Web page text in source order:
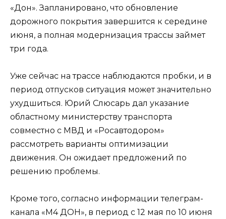
«Дон». Запланировано, что обновление
дорожного покрытия завершится к середине
июня, а полная модернизация трассы займет
три года.
Уже сейчас на трассе наблюдаются пробки, и в
период отпусков ситуация может значительно
ухудшиться. Юрий Слюсарь дал указание
областному министерству транспорта
совместно с МВД и «Росавтодором»
рассмотреть варианты оптимизации
движения. Он ожидает предложений по
решению проблемы.
Кроме того, согласно информации телеграм-
канала «М4 ДОН», в период с 12 мая по 10 июня